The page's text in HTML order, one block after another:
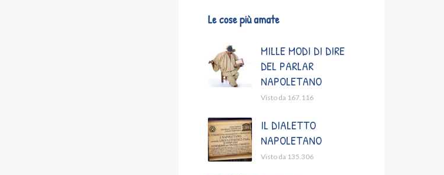
Le cose più amate
MILLE MODI DI DIRE
DEL PARLAR
NAPOLETANO
Visto da 167.116
IL DIALETTO
NAPOLETANO
Visto da 135.306